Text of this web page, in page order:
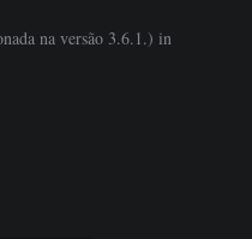
na versão 3.6.1.) in